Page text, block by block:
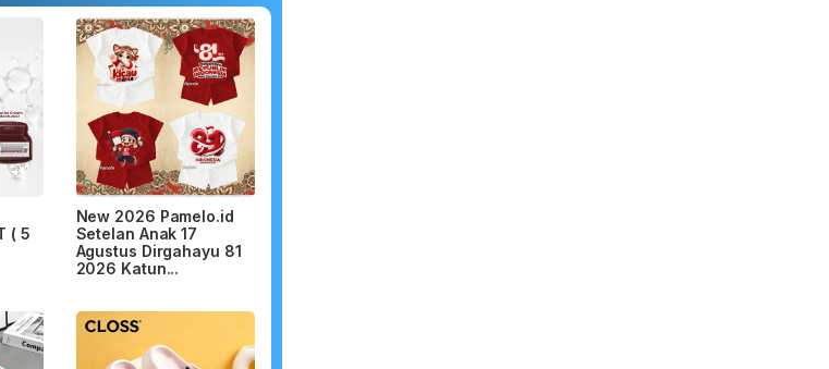
( 5
New 2026 Pamelo.id
Setelan Anak 17
Agustus Dirgahayu 81
2026 Katun...